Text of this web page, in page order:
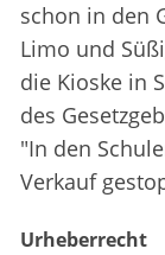
schon in den
Limo und
die Kioske in
des
"In den
Verkauf
Urheberrecht